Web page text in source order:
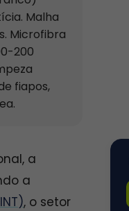
Malha
Microfibra
200
fiapos,
a
a
, o setor